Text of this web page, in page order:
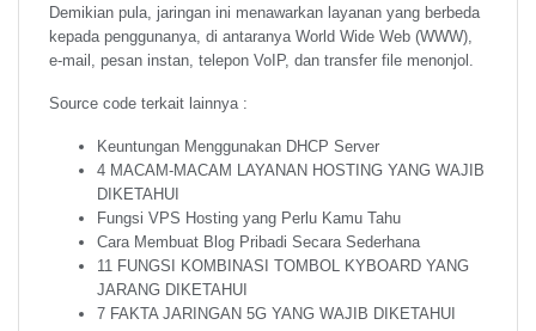
Demikian pula, jaringan ini menawarkan layanan yang berbeda
kepada penggunanya, di antaranya World Wide Web (WWW),
e-mail, pesan instan, telepon VoIP, dan transfer file menonjol.
Source code terkait lainnya :
Keuntungan Menggunakan DHCP Server
4 MACAM-MACAM LAYANAN HOSTING YANG WAJIB
DIKETAHUI
Fungsi VPS Hosting yang Perlu Kamu Tahu
Cara Membuat Blog Pribadi Secara Sederhana
11 FUNGSI KOMBINASI TOMBOL KYBOARD YANG
JARANG DIKETAHUI
7 FAKTA JARINGAN 5G YANG WAJIB DIKETAHUI